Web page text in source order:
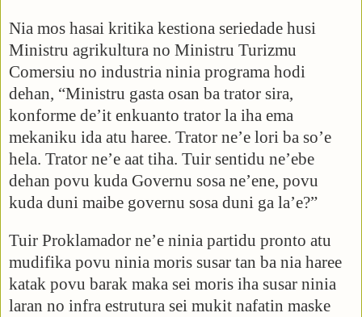
Nia mos hasai kritika kestiona seriedade husi
Ministru agrikultura no Ministru Turizmu
Comersiu no industria ninia programa hodi
dehan, “Ministru gasta osan ba trator sira,
konforme de’it enkuanto trator la iha ema
mekaniku ida atu haree. Trator ne’e lori ba so’e
hela. Trator ne’e aat tiha. Tuir sentidu ne’ebe
dehan povu kuda Governu sosa ne’ene, povu
kuda duni maibe governu sosa duni ga la’e?”
Tuir Proklamador ne’e ninia partidu pronto atu
mudifika povu ninia moris susar tan ba nia haree
katak povu barak maka sei moris iha susar ninia
laran no infra estrutura sei mukit nafatin maske